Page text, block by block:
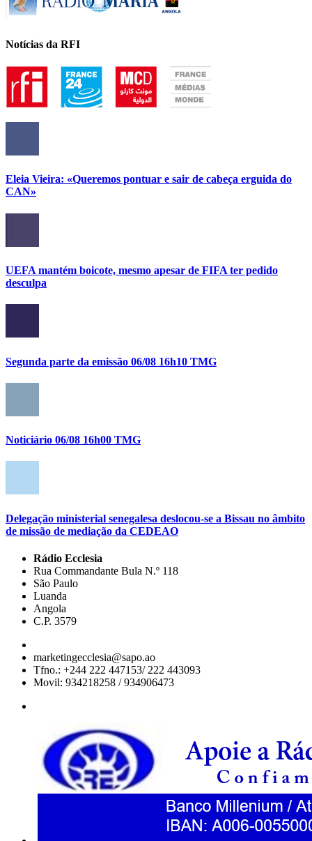
Notícias da RFI
Eleia Vieira: «Queremos pontuar e sair de cabeça erguida do
CAN»
UEFA mantém boicote, mesmo apesar de FIFA ter pedido
desculpa
Segunda parte da emissão 06/08 16h10 TMG
Noticiário 06/08 16h00 TMG
Delegação ministerial senegalesa deslocou-se a Bissau no âmbito
de missão de mediação da CEDEAO
Rádio Ecclesia
Rua Commandante Bula N.º 118
São Paulo
Luanda
Angola
C.P. 3579
marketingecclesia@sapo.ao
Tfno.: +244 222 447153/ 222 443093
Movil: 934218258 / 934906473